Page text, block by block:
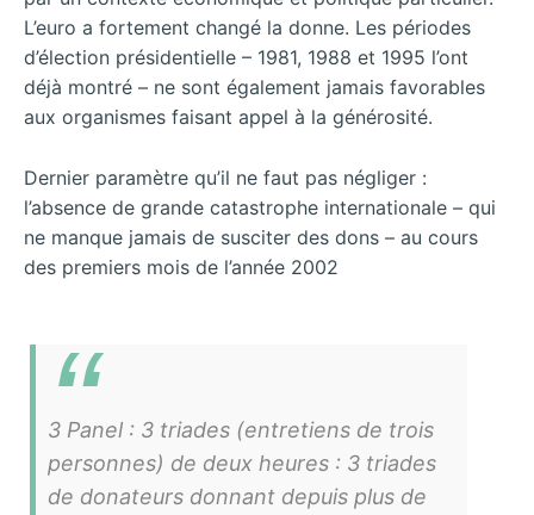
L’euro a fortement changé la donne. Les périodes
d’élection présidentielle – 1981, 1988 et 1995 l’ont
déjà montré – ne sont également jamais favorables
aux organismes faisant appel à la générosité.
Dernier paramètre qu’il ne faut pas négliger :
l’absence de grande catastrophe internationale – qui
ne manque jamais de susciter des dons – au cours
des premiers mois de l’année 2002
3 Panel : 3 triades (entretiens de trois
personnes) de deux heures : 3 triades
de donateurs donnant depuis plus de